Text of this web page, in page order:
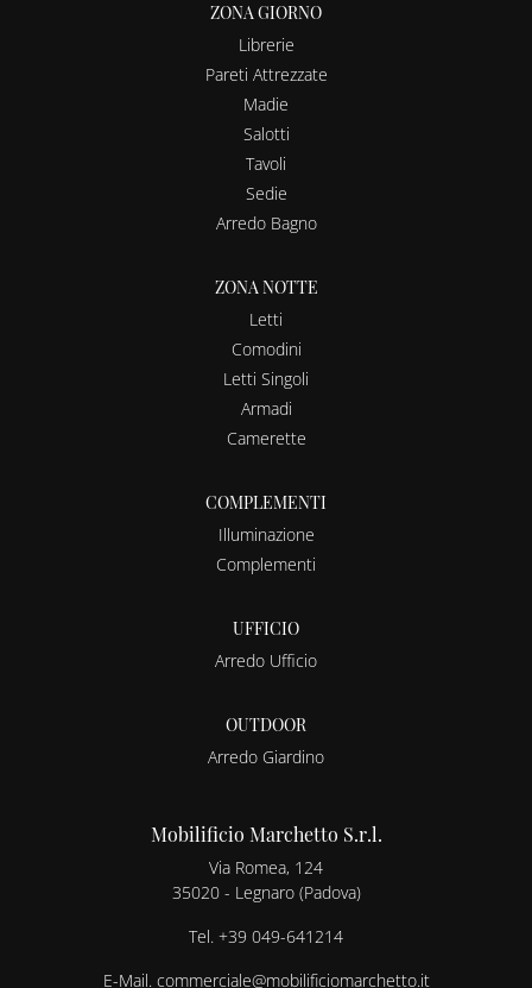
ZONA GIORNO
Librerie
Pareti Attrezzate
Madie
Salotti
Tavoli
Sedie
Arredo Bagno
ZONA NOTTE
Letti
Comodini
Letti Singoli
Armadi
Camerette
COMPLEMENTI
Illuminazione
Complementi
UFFICIO
Arredo Ufficio
OUTDOOR
Arredo Giardino
Mobilificio Marchetto S.r.l.
Via Romea, 124
35020 - Legnaro (Padova)
Tel. +39 049-641214
E-Mail. commerciale@mobilificiomarchetto.it